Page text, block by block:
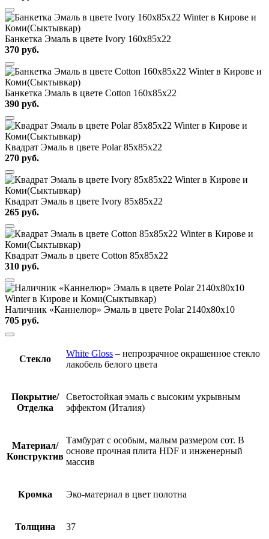
Банкетка Эмаль в цвете Ivory 160х85х22
370 руб.
Банкетка Эмаль в цвете Cotton 160х85х22
390 руб.
Квадрат Эмаль в цвете Polar 85х85х22
270 руб.
Квадрат Эмаль в цвете Ivory 85х85х22
265 руб.
Квадрат Эмаль в цвете Cotton 85х85х22
310 руб.
Наличник «Каннелюр» Эмаль в цвете Polar 2140х80х10
705 руб.
Стекло
White Gloss – непрозрачное окрашенное стекло
лакобель белого цвета
Покрытие/
Отделка
Светостойкая эмаль с высоким укрывным
эффектом (Италия)
Материал/
Конструктив
Тамбурат с особым, малым размером сот. В
основе прочная плита HDF и инженерный
массив
Кромка Эко-материал в цвет полотна
Толщина 37